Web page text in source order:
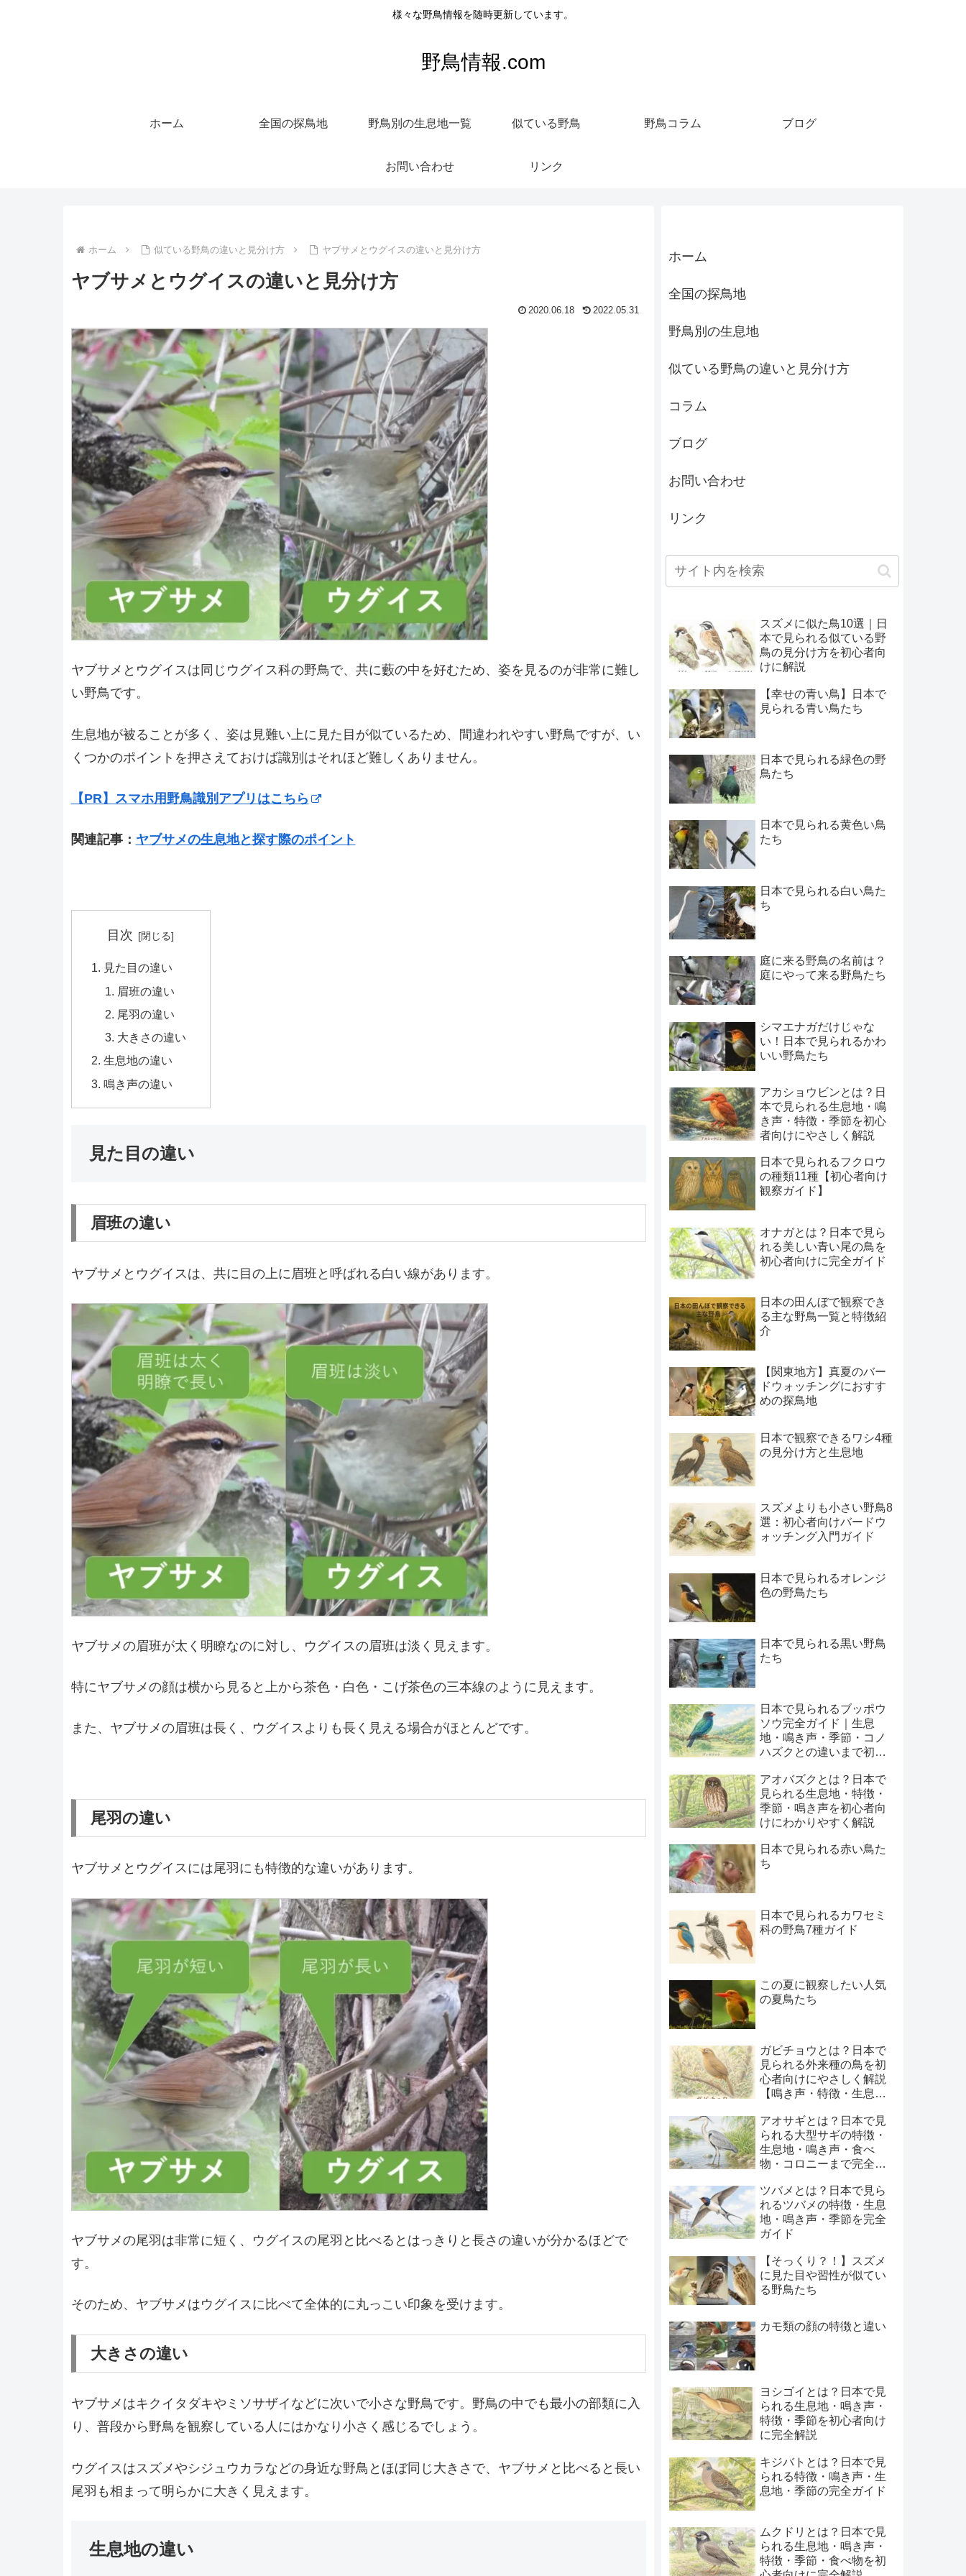
様々な野鳥情報を随時更新しています。
野鳥情報.com
ホーム 全国の探鳥地 野鳥別の生息地一覧 似ている野鳥 野鳥コラム ブログ
お問い合わせ リンク
ホーム 似ている野鳥の違いと見分け方 ヤブサメとウグイスの違いと見分け方
ヤブサメとウグイスの違いと見分け方
2020.06.18 2022.05.31
ヤブサメとウグイスは同じウグイス科の野鳥で、共に藪の中を好むため、姿を見るのが非常に難し
い野鳥です。
生息地が被ることが多く、姿は見難い上に見た目が似ているため、間違われやすい野鳥ですが、い
くつかのポイントを押さえておけば識別はそれほど難しくありません。
【PR】スマホ用野鳥識別アプリはこちら
関連記事： ヤブサメの生息地と探す際のポイント
目次
見た目の違い
眉班の違い
尾羽の違い
大きさの違い
生息地の違い
鳴き声の違い
見た目の違い
眉班の違い
ヤブサメとウグイスは、共に目の上に眉班と呼ばれる白い線があります。
ヤブサメの眉班が太く明瞭なのに対し、ウグイスの眉班は淡く見えます。
特にヤブサメの顔は横から見ると上から茶色・白色・こげ茶色の三本線のように見えます。
また、ヤブサメの眉班は長く、ウグイスよりも長く見える場合がほとんどです。
尾羽の違い
ヤブサメとウグイスには尾羽にも特徴的な違いがあります。
ヤブサメの尾羽は非常に短く、ウグイスの尾羽と比べるとはっきりと長さの違いが分かるほどで
す。
そのため、ヤブサメはウグイスに比べて全体的に丸っこい印象を受けます。
大きさの違い
ヤブサメはキクイタダキやミソサザイなどに次いで小さな野鳥です。野鳥の中でも最小の部類に入
り、普段から野鳥を観察している人にはかなり小さく感じるでしょう。
ウグイスはスズメやシジュウカラなどの身近な野鳥とほぼ同じ大きさで、ヤブサメと比べると長い
尾羽も相まって明らかに大きく見えます。
生息地の違い
ホーム
全国の探鳥地
野鳥別の生息地
似ている野鳥の違いと見分け方
コラム
ブログ
お問い合わせ
リンク
スズメに似た鳥10選｜日
本で見られる似ている野
鳥の見分け方を初心者向
けに解説
【幸せの青い鳥】日本で
見られる青い鳥たち
日本で見られる緑色の野
鳥たち
日本で見られる黄色い鳥
たち
日本で見られる白い鳥た
ち
庭に来る野鳥の名前は？
庭にやって来る野鳥たち
シマエナガだけじゃな
い！日本で見られるかわ
いい野鳥たち
アカショウビンとは？日
本で見られる生息地・鳴
き声・特徴・季節を初心
者向けにやさしく解説
日本で見られるフクロウ
の種類11種【初心者向け
観察ガイド】
オナガとは？日本で見ら
れる美しい青い尾の鳥を
初心者向けに完全ガイド
日本の田んぼで観察でき
る主な野鳥一覧と特徴紹
介
【関東地方】真夏のバー
ドウォッチングにおすす
めの探鳥地
日本で観察できるワシ4種
の見分け方と生息地
スズメよりも小さい野鳥8
選：初心者向けバードウ
ォッチング入門ガイド
日本で見られるオレンジ
色の野鳥たち
日本で見られる黒い野鳥
たち
日本で見られるブッポウ
ソウ完全ガイド｜生息
地・鳴き声・季節・コノ
ハズクとの違いまで初心
アオバズクとは？日本で
見られる生息地・特徴・
季節・鳴き声を初心者向
けにわかりやすく解説
日本で見られる赤い鳥た
ち
日本で見られるカワセミ
科の野鳥7種ガイド
この夏に観察したい人気
の夏鳥たち
ガビチョウとは？日本で
見られる外来種の鳥を初
心者向けにやさしく解説
【鳴き声・特徴・生息
アオサギとは？日本で見
られる大型サギの特徴・
生息地・鳴き声・食べ
物・コロニーまで完全ガ
ツバメとは？日本で見ら
れるツバメの特徴・生息
地・鳴き声・季節を完全
ガイド
【そっくり？！】スズメ
に見た目や習性が似てい
る野鳥たち
カモ類の顔の特徴と違い
ヨシゴイとは？日本で見
られる生息地・鳴き声・
特徴・季節を初心者向け
に完全解説
キジバトとは？日本で見
られる特徴・鳴き声・生
息地・季節の完全ガイド
ムクドリとは？日本で見
られる生息地・鳴き声・
特徴・季節・食べ物を初